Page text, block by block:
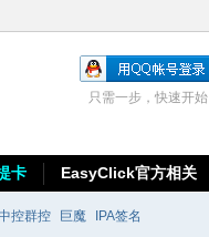
只需一步，快速开始
卡 EasyClick官方相关
控群控 巨魔 IPA签名